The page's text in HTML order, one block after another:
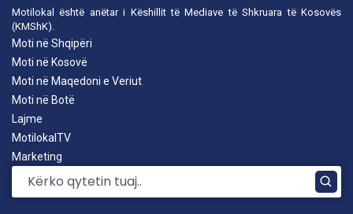
Motilokal është anëtar i Këshillit të Mediave të Shkruara të Kosovës
(KMShK).
Moti në Shqipëri
Moti në Kosovë
Moti në Maqedoni e Veriut
Moti në Botë
Lajme
MotilokalTV
Marketing